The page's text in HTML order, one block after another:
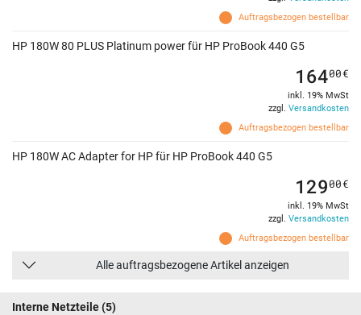
Auftragsbezogen bestellbar
HP 180W 80 PLUS Platinum power für HP ProBook 440 G5
Auftragsbezogen bestellbar
16400€
inkl. 19% MwSt
zzgl. Versandkosten
HP 180W AC Adapter for HP für HP ProBook 440 G5
Auftragsbezogen bestellbar
12900€
inkl. 19% MwSt
zzgl. Versandkosten
Alle auftragsbezogene Artikel anzeigen
Interne Netzteile(5)